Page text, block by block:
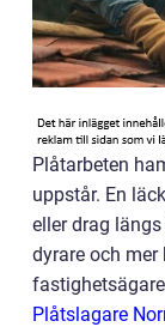
Plåtarbeten
uppstår. En
eller drag
dyrare och mer
Plåtslagare